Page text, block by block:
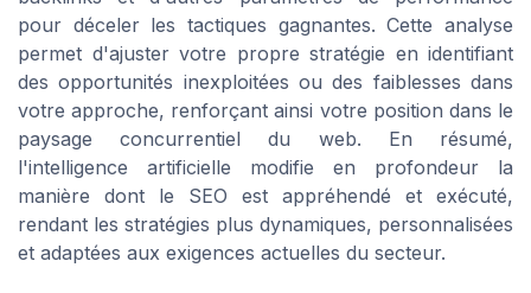
pour déceler les tactiques gagnantes. Cette analyse
permet d'ajuster votre propre stratégie en identifiant
des opportunités inexploitées ou des faiblesses dans
votre approche, renforçant ainsi votre position dans le
paysage concurrentiel du web. En résumé,
l'intelligence artificielle modifie en profondeur la
manière dont le SEO est appréhendé et exécuté,
rendant les stratégies plus dynamiques, personnalisées
et adaptées aux exigences actuelles du secteur.